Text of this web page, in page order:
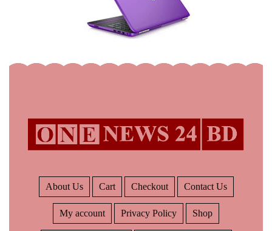
About Us Cart Checkout Contact Us
My account Privacy Policy Shop